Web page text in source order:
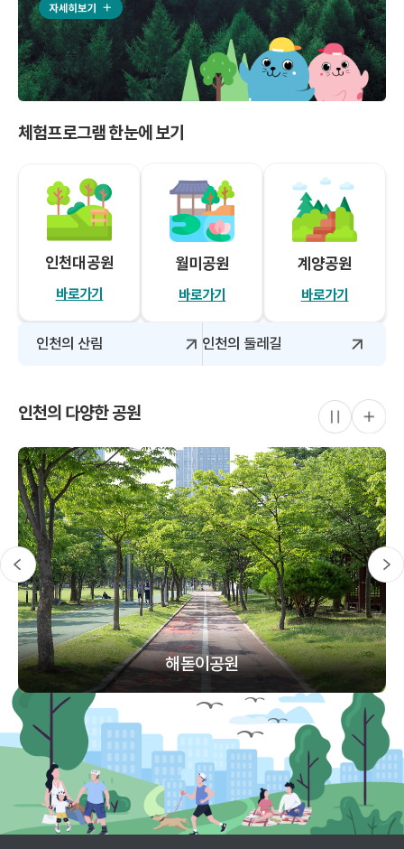
체험프로그램 한눈에 보기
인천대공원
바로가기
월미공원
바로가기
계양공원
바로가기
인천의 산림 인천의 둘레길
인천의 다양한 공원
해돋이공원